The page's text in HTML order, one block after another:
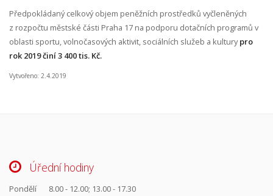
Předpokládaný celkový objem peněžních prostředků vyčleněných
z rozpočtu městské části Praha 17 na podporu dotačních programů v
oblasti sportu, volnočasových aktivit, sociálních služeb a kulturypro
rok 2019 činí 3 400 tis. Kč.
Vytvořeno: 2.4.2019
Úřední hodiny
Pondělí
8.00 - 12.00; 13.00 - 17.30